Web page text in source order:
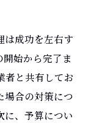
は成功を左右す
始から完了ま
者と共有してお
場合の対策につ
に、予算につい